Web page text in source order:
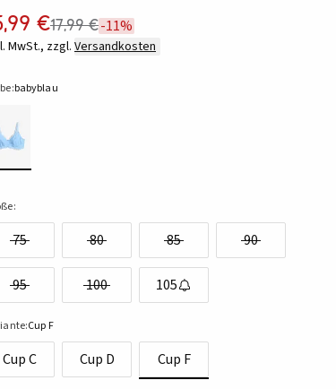
€17,99 €-11%
MwSt., zzgl.Versandkosten
babyblau
75 80 85 90
95 100 105
Cup F
Cup C Cup D Cup F